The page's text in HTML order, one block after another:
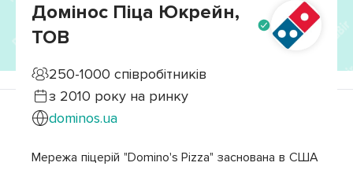
Домінос Піца Юкрейн,
ТОВ
250-1000 співробітників
з 2010 року на ринку
dominos.ua
Мережа піцерій "Domino's Pizza" заснована в США